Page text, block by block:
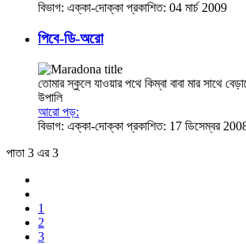
বিভাগ: এক্কা-দোক্কা প্রকাশিত: 04 মার্চ 2009
পিবে-ডি-অরো
তোমার স্কুলে যাওয়ার পথে কিম্বা বাবা মার সাথে
উপালি
আরো পড়:
বিভাগ: এক্কা-দোক্কা প্রকাশিত: 17 ডিসেম্বর
পাতা 3 এর 3
1
2
3